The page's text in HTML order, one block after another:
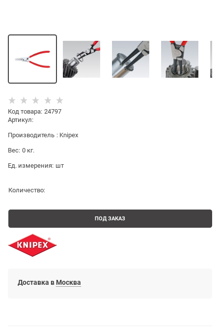
Код товара: 24797
Артикул:
Производитель : Knipex
Вес: 0 кг.
Ед. измерения: шт
Количество:
ПОД ЗАКАЗ
Доставка в Москва